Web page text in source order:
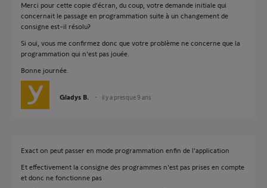
Merci pour cette copie d'écran, du coup, votre demande initiale qui
concernait le passage en programmation suite à un changement de
consigne est-il résolu?
Si oui, vous me confirmez donc que votre problème ne concerne que la
programmation qui n'est pas jouée.
Bonne journée.
Gladys B. il y a presque 9 ans
Exact on peut passer en mode programmation enfin de l'application
Et effectivement la consigne des programmes n'est pas prises en compte
et donc ne fonctionne pas